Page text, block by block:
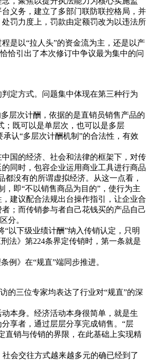
义务，建立了多部门联防联控格局，并
罚力度上，罚款由定额罚改为以违法所
以“拉人头”的资金流为主，还是以产
恰引出了本次修订中争议最为集中的问
定方式。问题集中体现在第三种行为
层次计酬，依据的是直销员销售产品的
；既可以是单层次，也可以是多层
认“多层次计酬机制”的合法性，有效
国的经济、社会和法律的框架下，对传
同时，包容企业运用商业工具进行商品
没有的所谓虚拟经济。从这一点看，
即“不以销售商品为目的”，使行为主
建议配合法规出台操作指引，让企业合
；而传销参与者自己花钱买的产品自己
分。
以下级业绩计酬”纳入传销认定，只明
法》第224条界定传销时，第一条就是
》在“规直”端同步推进。
三位专家均表达了行业对“规直”的深
本身。经济活动本身很简单，就是生
享者，通过层层分享完成销售。“层
直销与传销的界限，在此基础上实现精
会交往方式越来越多元的确已经到了